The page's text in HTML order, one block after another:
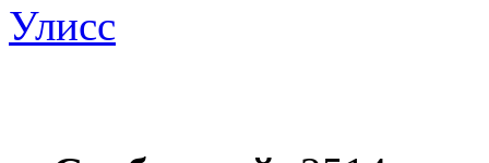
Улисс